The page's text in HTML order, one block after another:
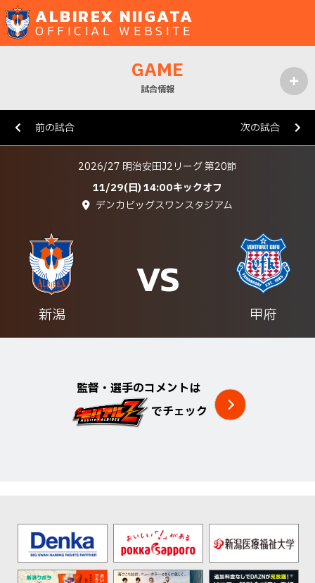
ALBIREX NIIGATA
OFFICIAL WEBSITE
GAME
試合情報
前の試合
次の試合
2026/27 明治安田J2リーグ 第20節
11/29(日) 14:00キックオフ
デンカビッグスワンスタジアム
新潟
VS
甲府
監督・選手のコメントは
でチェック